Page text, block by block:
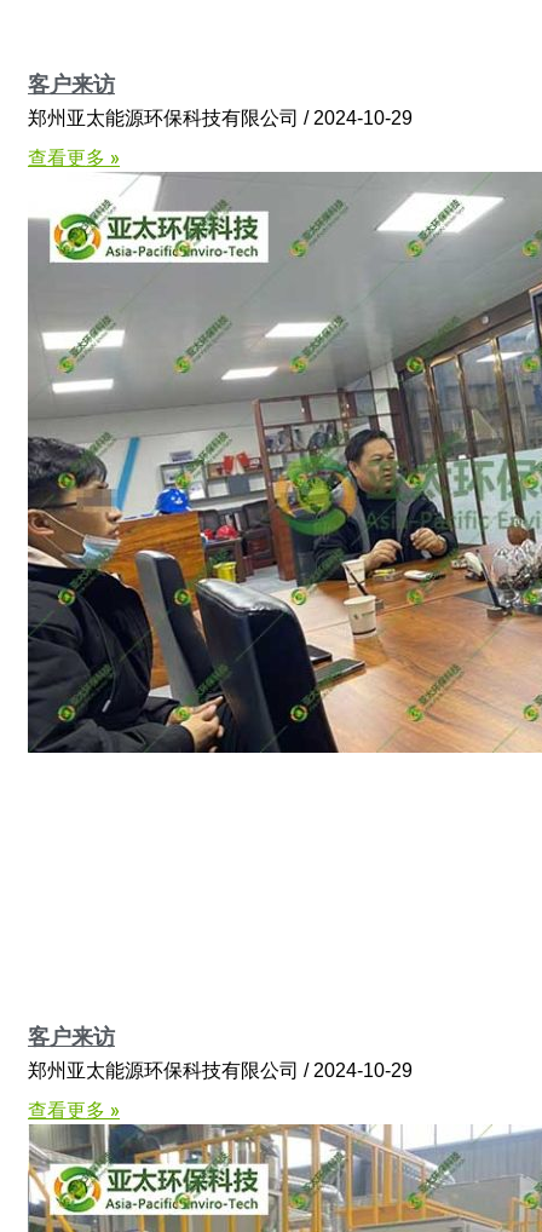
客户来访
郑州亚太能源环保科技有限公司 2024-10-29
查看更多 »
客户来访
郑州亚太能源环保科技有限公司 2024-10-29
查看更多 »